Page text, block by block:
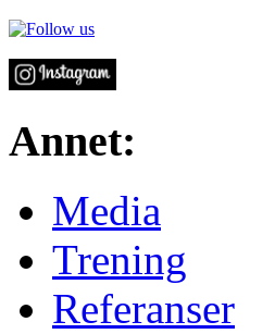
Annet:
Media
Trening
Referanser